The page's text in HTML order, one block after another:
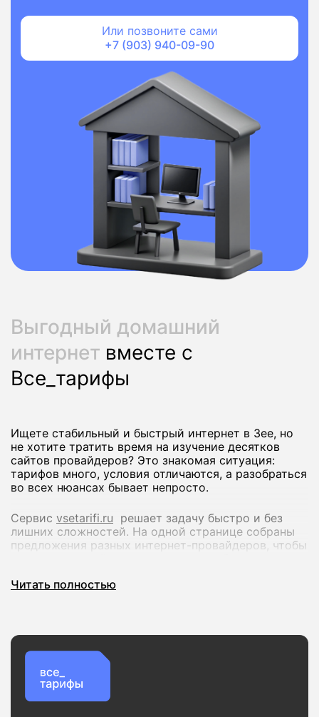
Или позвоните сами
+7 (903) 940-09-90
Выгодный домашний
интернет вместе с
Все_тарифы
Ищете стабильный и быстрый интернет в Зее, но
не хотите тратить время на изучение десятков
сайтов провайдеров? Это знакомая ситуация:
тарифов много, условия отличаются, а разобраться
во всех нюансах бывает непросто.
Сервис vsetarifi.ru решает задачу быстро и без
лишних сложностей. На одной странице собраны
предложения разных интернет-провайдеров, чтобы
Удобное сравнение тарифов по скорости и
стоимости
Актуальные предложения без устаревшей
информации
Проверку доступности подключения по вашему
Читать полностью